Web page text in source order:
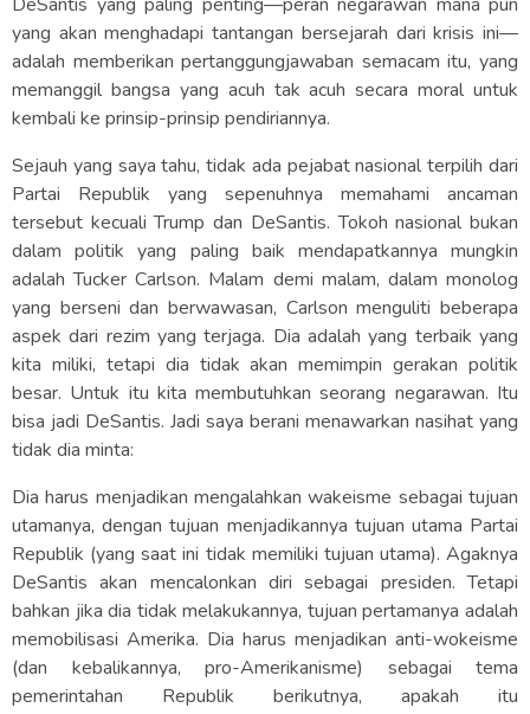
yang akan menghadapi tantangan bersejarah dari krisis ini—
adalah memberikan pertanggungjawaban semacam itu, yang
memanggil bangsa yang acuh tak acuh secara moral untuk
kembali ke prinsip-prinsip pendiriannya.
Sejauh yang saya tahu, tidak ada pejabat nasional terpilih dari
Partai Republik yang sepenuhnya memahami ancaman
tersebut kecuali Trump dan DeSantis. Tokoh nasional bukan
dalam politik yang paling baik mendapatkannya mungkin
adalah Tucker Carlson. Malam demi malam, dalam monolog
yang berseni dan berwawasan, Carlson menguliti beberapa
aspek dari rezim yang terjaga. Dia adalah yang terbaik yang
kita miliki, tetapi dia tidak akan memimpin gerakan politik
besar. Untuk itu kita membutuhkan seorang negarawan. Itu
bisa jadi DeSantis. Jadi saya berani menawarkan nasihat yang
tidak dia minta:
Dia harus menjadikan mengalahkan wakeisme sebagai tujuan
utamanya, dengan tujuan menjadikannya tujuan utama Partai
Republik (yang saat ini tidak memiliki tujuan utama). Agaknya
DeSantis akan mencalonkan diri sebagai presiden. Tetapi
bahkan jika dia tidak melakukannya, tujuan pertamanya adalah
memobilisasi Amerika. Dia harus menjadikan anti-wokeisme
(dan kebalikannya, pro-Amerikanisme) sebagai tema
pemerintahan Republik berikutnya, apakah itu